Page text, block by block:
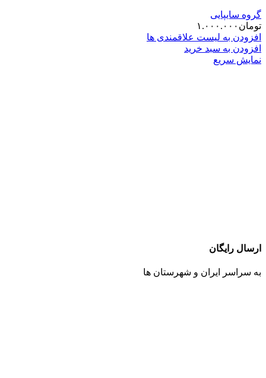
گروه سایپایی
تومان ۱.۰۰۰.۰۰۰
افزودن به لیست علاقمندی ها
افزودن به سبد خرید
نمایش سریع
ارسال رایگان
به سراسر ایران و شهرستان ها